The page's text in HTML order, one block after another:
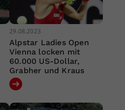
29.08.2023
Alpstar Ladies Open
Vienna locken mit
60.000 US-Dollar,
Grabher und Kraus